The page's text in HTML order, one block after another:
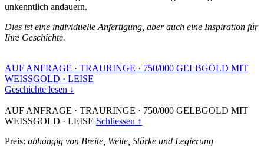
unkenntlich andauern.
Dies ist eine individuelle Anfertigung, aber auch eine Inspiration für
Ihre Geschichte.
AUF ANFRAGE · TRAURINGE · 750/000 GELBGOLD MIT
WEISSGOLD · LEISE
Geschichte lesen ↓
AUF ANFRAGE · TRAURINGE · 750/000 GELBGOLD MIT
WEISSGOLD · LEISE Schliessen ↑
Preis: abhängig von Breite, Weite, Stärke und Legierung